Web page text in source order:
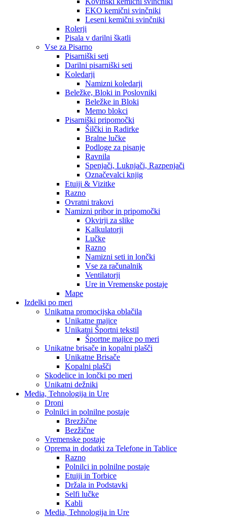
EKO kemični svinčniki
Leseni kemični svinčniki
Rolerji
Pisala v darilni škatli
Vse za Pisarno
Pisarniški seti
Darilni pisarniški seti
Koledarji
Namizni koledarji
Beležke, Bloki in Poslovniki
Beležke in Bloki
Memo blokci
Pisarniški pripomočki
Šilčki in Radirke
Bralne lučke
Podloge za pisanje
Ravnila
Spenjači, Luknjači, Razpenjači
Označevalci knjig
Etuiji & Vizitke
Razno
Ovratni trakovi
Namizni pribor in pripomočki
Okvirji za slike
Kalkulatorji
Lučke
Razno
Namizni seti in lončki
Vse za računalnik
Ventilatorji
Ure in Vremenske postaje
Mape
Izdelki po meri
Unikatna promocijska oblačila
Unikatne majice
Unikatni Športni tekstil
Športne majice po meri
Unikatne brisače in kopalni plašči
Unikatne Brisače
Kopalni plašči
Skodelice in lončki po meri
Unikatni dežniki
Media, Tehnologija in Ure
Droni
Polnilci in polnilne postaje
Brezžične
Bezžične
Vremenske postaje
Oprema in dodatki za Telefone in Tablice
Razno
Polnilci in polnilne postaje
Etuiji in Torbice
Držala in Podstavki
Selfi lučke
Kabli
Media, Tehnologija in Ure